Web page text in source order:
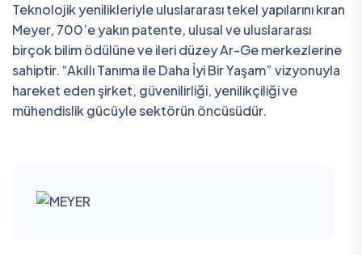
Teknolojik yenilikleriyle uluslararası tekel yapılarını kıran
Meyer, 700’e yakın patente, ulusal ve uluslararası
birçok bilim ödülüne ve ileri düzey Ar-Ge merkezlerine
sahiptir. “Akıllı Tanıma ile Daha İyi Bir Yaşam” vizyonuyla
hareket eden şirket, güvenilirliği, yenilikçiliği ve
mühendislik gücüyle sektörün öncüsüdür.